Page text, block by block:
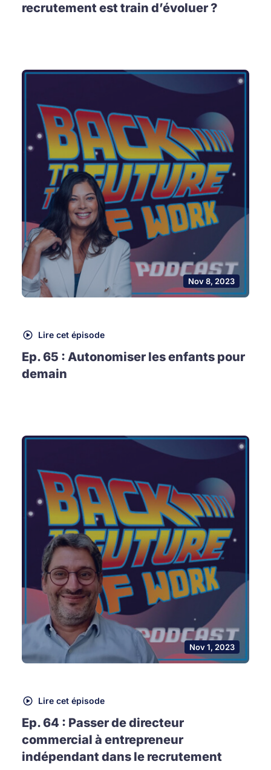
recrutement est train d’évoluer ?
Nov 8, 2023
Lire cet épisode
Ep. 65 : Autonomiser les enfants pour
demain
Nov 1, 2023
Lire cet épisode
Ep. 64 : Passer de directeur
commercial à entrepreneur
indépendant dans le recrutement